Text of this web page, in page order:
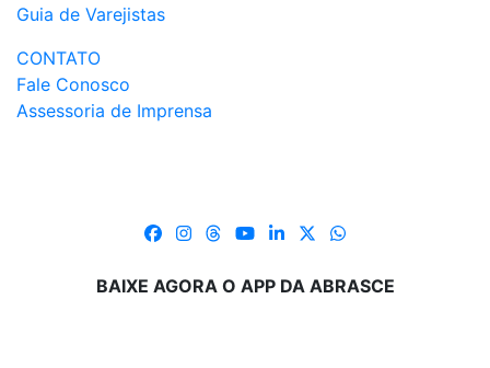
Guia de Varejistas
CONTATO
Fale Conosco
Assessoria de Imprensa
BAIXE AGORA O APP DA ABRASCE